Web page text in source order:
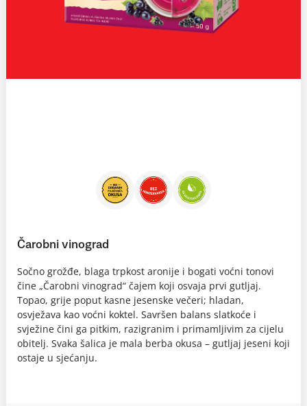
Čarobni vinograd
Sočno grožđe, blaga trpkost aronije i bogati voćni tonovi
čine „Čarobni vinograd“ čajem koji osvaja prvi gutljaj.
Topao, grije poput kasne jesenske večeri; hladan,
osvježava kao voćni koktel. Savršen balans slatkoće i
svježine čini ga pitkim, razigranim i primamljivim za cijelu
obitelj. Svaka šalica je mala berba okusa – gutljaj jeseni koji
ostaje u sjećanju.